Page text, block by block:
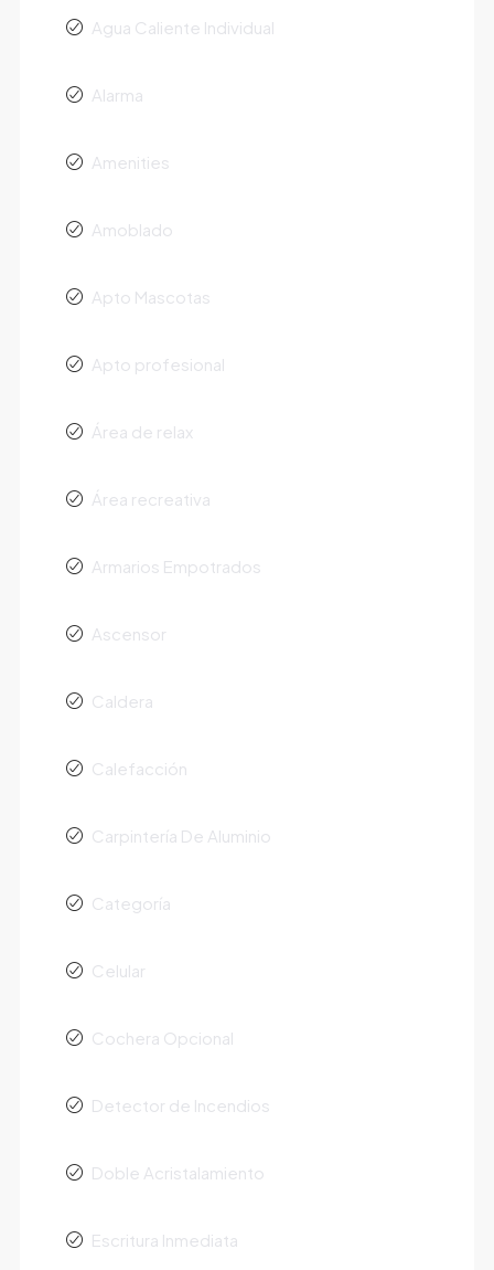
Agua Caliente Individual
Alarma
Amenities
Amoblado
Apto Mascotas
Apto profesional
Área de relax
Área recreativa
Armarios Empotrados
Ascensor
Caldera
Calefacción
Carpintería De Aluminio
Categoría
Celular
Cochera Opcional
Detector de Incendios
Doble Acristalamiento
Escritura Inmediata